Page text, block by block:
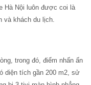
Hà Nội luôn được coi là
và khách du lịch.
trong đó, điểm nhấn ấn
diện tích gần 200 m2, sử